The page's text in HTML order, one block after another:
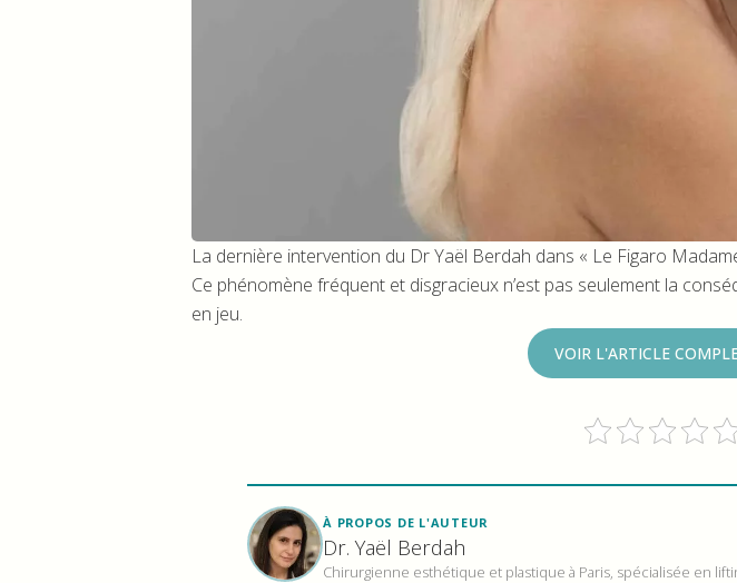
La dernière intervention du Dr Yaël Berdah dans « Le Figaro
Ce phénomène fréquent et disgracieux n’est pas seulement la
en jeu.
VOIR L'ARTICLE
À PROPOS DE L'AUTEUR
Dr. Yaël Berdah
Chirurgienne esthétique et plastique à Paris, spécialisée en